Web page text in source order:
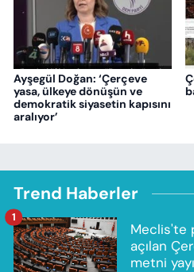
Ayşegül Doğan: ‘Çerçeve
yasa, ülkeye dönüşün ve
demokratik siyasetin kapısını
aralıyor’
Trend Haberler
Meclis'te
açılan
metni
1